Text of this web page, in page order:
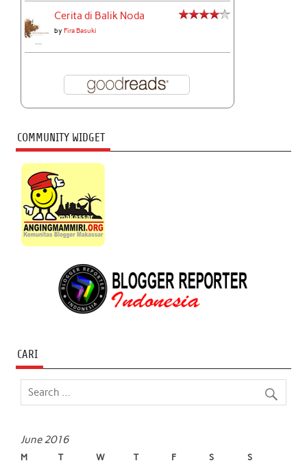
Cerita di Balik Noda
byFira Basuki
COMMUNITY WIDGET
CARI
June 2016
M T W T F S S